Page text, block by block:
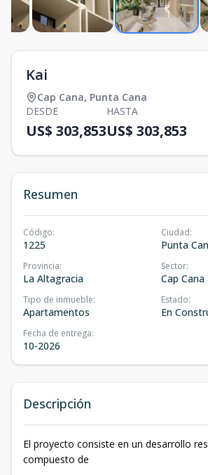
Kai
Cap Cana, Punta Cana
DESDE
US$ 303,853
HASTA
US$ 303,853
Resumen
Código:
1225
Ciudad:
Punta
Provincia:
La Altagracia
Sector:
Cap Cana
Tipo de inmueble:
Apartamentos
Estado:
En
Fecha de entrega:
10-2026
Descripción
El proyecto consiste en un desarrollo
compuesto de